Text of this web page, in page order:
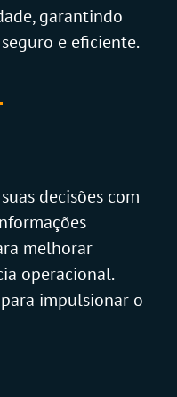
garantindo
e eficiente.
decisões com
melhorar
operacional.
impulsionar o